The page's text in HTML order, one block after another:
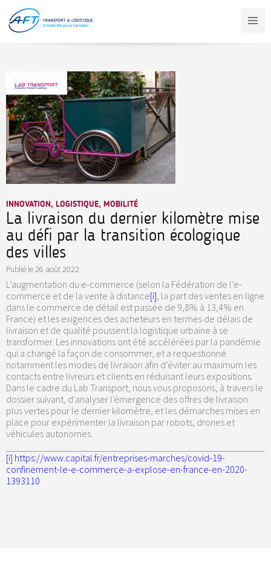
contenu
principal
INNOVATION, LOGISTIQUE, MOBILITÉ
La livraison du dernier kilomètre mise
au défi par la transition écologique
des villes
Publié le 26 août 2022
L’augmentation du e-commerce (selon la Fédération de l’e-
commerce et de la vente à distance[i], la part des ventes en ligne
dans le commerce de détail est passée de 9,8% à 13,4% en
France) et les exigences des acheteurs en termes de délais de
livraison et de qualité poussent la logistique urbaine à se
transformer. Les innovations ont été accélérées par la pandémie
qui a changé la façon de consommer, et a requestionné
notamment les modes de livraison afin d’éviter au maximum les
contacts entre livreurs et clients en réduisant leurs expositions.
Dans le cadre du Lab Transport, nous vous proposons, à travers le
dossier suivant, d'analyser l'émergence des offres de livraison
plus vertes pour le dernier kilomètre, et les démarches mises en
place pour expérimenter la livraison par robots, drones et
véhicules autonomes.
[i] https://www.capital.fr/entreprises-marches/covid-19-
confinement-le-e-commerce-a-explose-en-france-en-2020-
1393110